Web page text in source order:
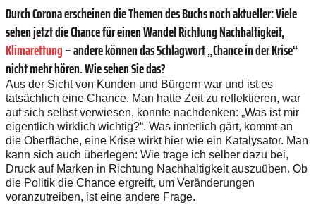
Durch Corona erscheinen die Themen des Buchs noch aktueller: Viele
sehen jetzt die Chance für einen Wandel Richtung Nachhaltigkeit,
Klimarettung– ­andere können das Schlagwort „Chance in der Krise“
nicht mehr hören. Wie sehen Sie das?
Aus der Sicht von Kunden und Bürgern war und ist es
tatsächlich eine Chance. Man hatte Zeit zu reflektieren, war
auf sich selbst verwiesen, konnte nachdenken: „Was ist mir
eigentlich wirklich wichtig?“. Was innerlich gärt, kommt an
die Oberfläche, eine Krise wirkt hier wie ein Katalysator. Man
kann sich auch überlegen: Wie trage ich selber dazu bei,
Druck auf Marken in Richtung Nachhaltigkeit auszuüben. Ob
die Politik die Chance ergreift, um Veränderungen
voranzutreiben, ist eine andere Frage.